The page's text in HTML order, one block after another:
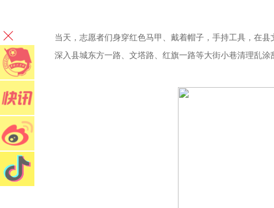
当天，志愿者们身穿红色马甲、戴着帽子，手持工具，在
深入县城东方一路、文塔路、红旗一路等大街小巷清理乱涂